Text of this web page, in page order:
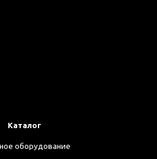
Каталог
оборудование